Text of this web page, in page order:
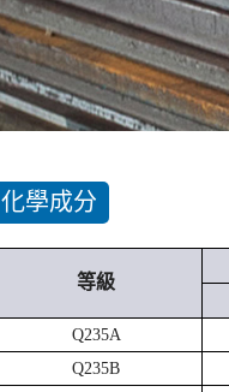
化學成分
等級
Q235A
Q235B